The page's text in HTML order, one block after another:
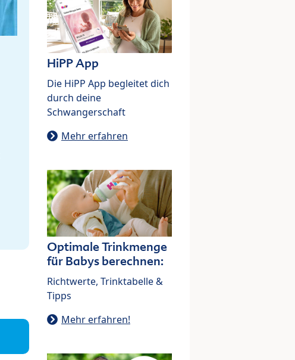
HiPP App
Die HiPP App begleitet dich
durch deine
Schwangerschaft
Mehr erfahren
Optimale Trinkmenge
für Babys berechnen:
Richtwerte, Trinktabelle &
Tipps
Mehr erfahren!